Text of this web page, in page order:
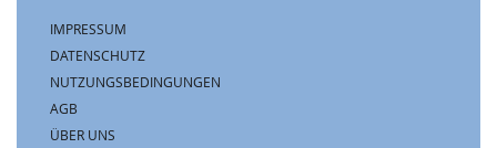
IMPRESSUM
DATENSCHUTZ
NUTZUNGSBEDINGUNGEN
AGB
ÜBER UNS